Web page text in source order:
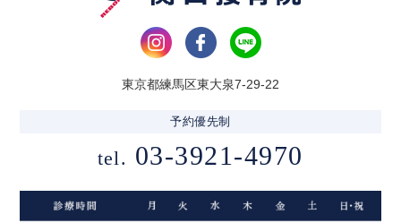
東京都練馬区東大泉7-29-22
tel. 03-3921-4970
予約優先制